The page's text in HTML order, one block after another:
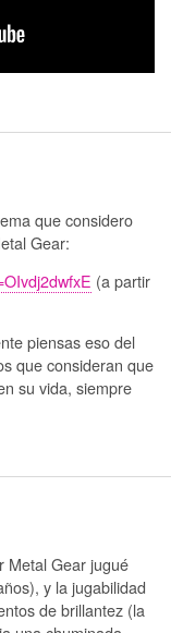
que considero
Gear:
(a partir
piensas eso del
que consideran que
su vida, siempre
Metal Gear jugué
y la jugabilidad
de brillantez (la